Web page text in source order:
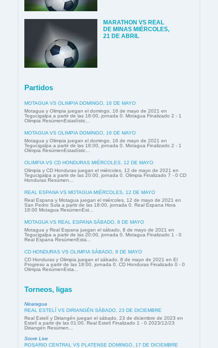
MARATHON VS REAL
DE MINAS MIÉRCOLES,
21 DE ABRIL
Partidos
MOTAGUA VS OLIMPIA DOMINGO, 16 DE MAYO
Motagua y Olimpia juegan el domingo, 16 de mayo de 2021 en
Tegucigalpa a partir de las 18:00, jornada 0. Motagua Finalizado 2 - 1
Olimpia ResúmenEstadístic...
MOTAGUA VS OLIMPIA DOMINGO, 16 DE MAYO
Motagua y Olimpia juegan el domingo, 16 de mayo de 2021 en
Tegucigalpa a partir de las 18:00, jornada 0. Motagua Finalizado 2 - 1
Olimpia ResúmenEstadístic...
OLIMPIA VS CD HONDURAS MIÉRCOLES, 12 DE MAYO
Olimpia y CD Honduras juegan el miércoles, 12 de mayo de 2021 en
Tegucigalpa a partir de las 20:00, jornada 0. Olimpia Finalizado 7 - 0 CD
Honduras Resúmen...
REAL ESPANA VS MOTAGUA MIÉRCOLES, 12 DE MAYO
Real Espana y Motagua juegan el miércoles, 12 de mayo de 2021 en
San Pedro Sula a partir de las 18:00, jornada 0. Real Espana Hora
18:00 Motagua ResúmenEst...
MOTAGUA VS REAL ESPANA SÁBADO, 8 DE MAYO
Motagua y Real Espana juegan el sábado, 8 de mayo de 2021 en
Tegucigalpa a partir de las 20:00, jornada 0. Motagua Finalizado 1 - 0
Real Espana ResúmenEsta...
CD HONDURAS VS OLIMPIA SÁBADO, 8 DE MAYO
CD Honduras y Olimpia juegan el sábado, 8 de mayo de 2021 en El
Progreso a partir de las 18:00, jornada 0. CD Honduras Finalizado 0 - 0
Olimpia ResúmenEsta...
Torneos, ligas
Nicaragua
REAL ESTELÍ VS DIRIANGÉN SÁBADO, 23 DE DICIEMBRE
Real Estelí y Diriangén juegan el sábado, 23 de diciembre de 2023 en
Estelí a partir de las 01:00. Real Estelí Finalizado 1 - 0 2023/12/23
Diriangén Resúmen...
Score Live
ROSARIO CENTRAL VS PLATENSE DOMINGO, 17 DE DICIEMBRE